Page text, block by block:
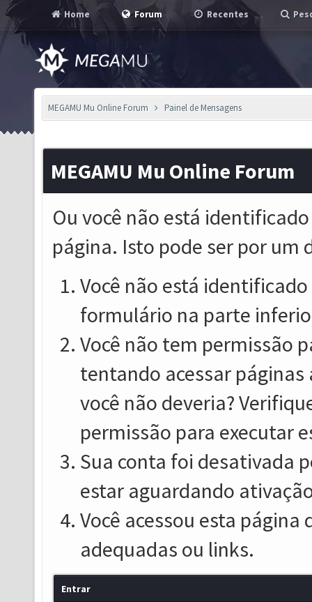
Home Forum Recentes
MEGAMU Mu Online Forum Painel de Mensagens
MEGAMU Mu Online Forum
Ou você não está
página. Isto pode ser por um
Você não está
formulário na parte
Você não tem permissão
tentando acessar
você não deveria?
permissão para executar
Sua conta foi desativada
estar aguardando
Você acessou esta
adequadas ou links.
Entrar